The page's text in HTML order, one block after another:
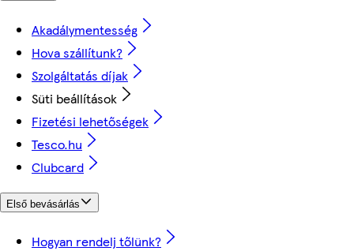
Akadálymentesség
Hova szállítunk?
Szolgáltatás díjak
Süti beállítások
Fizetési lehetőségek
Tesco.hu
Clubcard
Első bevásárlás
Hogyan rendelj tőlünk?